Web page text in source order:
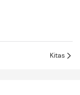
Kitas